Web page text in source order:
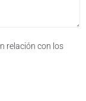
relación con los